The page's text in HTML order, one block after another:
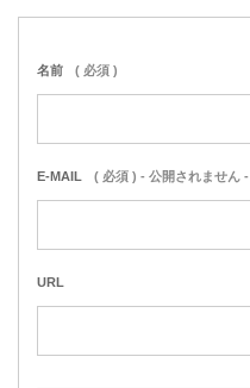
名前 ( 必須 )
E-MAIL ( 必須 ) - 公開されません -
URL